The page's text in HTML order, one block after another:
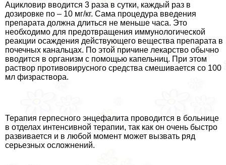
Ацикловир вводится 3 раза в сутки, каждый раз в
дозировке по – 10 мг/кг. Сама процедypa введения
препарата должна длиться не меньше часа. Это
необходимо для предотвращения иммунологической
реакции осаждения действующего вещества препарата в
почечных кaнaльцах. По этой причине лекарство обычно
вводится в организм с помощью капельниц. При этом
раствор противовирусного средства смешивается со 100
мл физраствора.
Терапия гepпeсного энцефалита проводится в больнице
в отделах интенсивной терапии, так как он очень быстро
развивается и в любой момент может вызвать ряд
серьезных осложнений.